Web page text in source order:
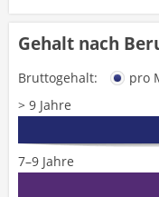
Gehalt nach
Bruttogehalt: pro
> 9 Jahre
7–9 Jahre